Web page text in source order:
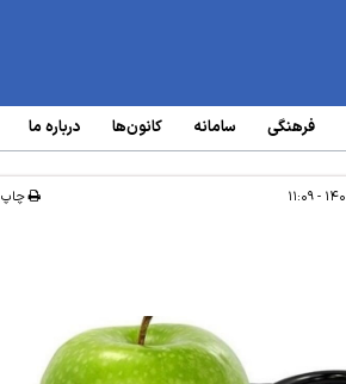
فرهنگی سامانه‌ کانون‌ها درباره ما
چاپ